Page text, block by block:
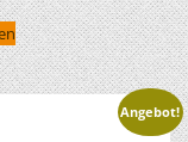
Angebot!